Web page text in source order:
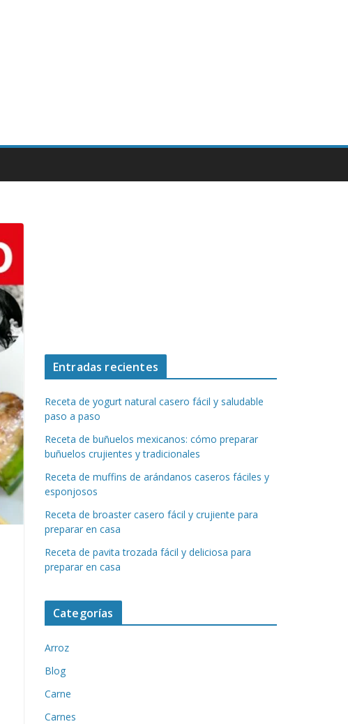
Entradas recientes
Receta de yogurt natural casero fácil y saludable
paso a paso
Receta de buñuelos mexicanos: cómo preparar
buñuelos crujientes y tradicionales
Receta de muffins de arándanos caseros fáciles y
esponjosos
Receta de broaster casero fácil y crujiente para
preparar en casa
Receta de pavita trozada fácil y deliciosa para
preparar en casa
Categorías
Arroz
Blog
Carne
Carnes